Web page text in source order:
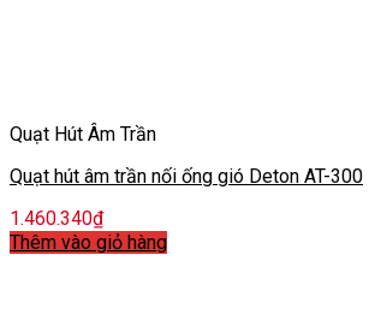
Quạt Hút Âm Trần
Quạt hút âm trần nối ống gió Deton AT-300
1.460.340₫
Thêm vào giỏ hàng